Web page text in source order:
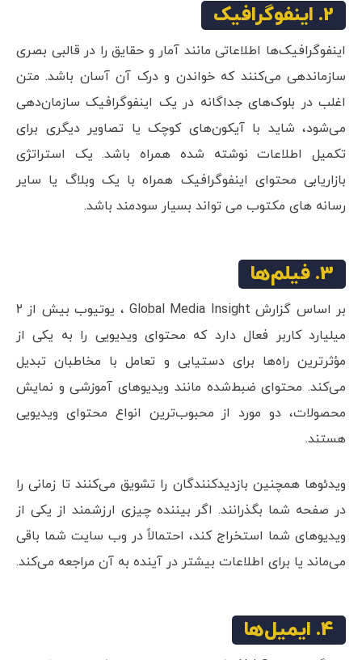
2. اینفوگرافیک
اینفوگرافیک‌ها اطلاعاتی مانند آمار و حقایق را در قالبی بصری
سازماندهی می‌کنند که خواندن و درک آن آسان باشد. متن
اغلب در بلوک‌های جداگانه در یک اینفوگرافیک سازمان‌دهی
می‌شود، شاید با آیکون‌های کوچک یا تصاویر دیگری برای
تکمیل اطلاعات نوشته شده همراه باشد. یک استراتژی
بازاریابی محتوای اینفوگرافیک همراه با یک وبلاگ یا سایر
رسانه های مکتوب می تواند بسیار سودمند باشد.
3. فیلم‌ها
بر اساس گزارش Global Media Insight ، یوتیوب بیش از 2
میلیارد کاربر فعال دارد که محتوای ویدیویی را به یکی از
مؤثرترین راه‌ها برای دستیابی و تعامل با مخاطبان تبدیل
می‌کند. محتوای ضبط‌شده مانند ویدیوهای آموزشی و نمایش
محصولات، دو مورد از محبوب‌ترین انواع محتوای ویدیویی
هستند.
ویدئوها همچنین بازدیدکنندگان را تشویق می‌کنند تا زمانی را
در صفحه شما بگذرانند. اگر بیننده چیزی ارزشمند از یکی از
ویدیوهای شما استخراج کند، احتمالاً در وب سایت شما باقی
می‌ماند یا برای اطلاعات بیشتر در آینده به آن مراجعه می‌کند.
4. ایمیل‌ها